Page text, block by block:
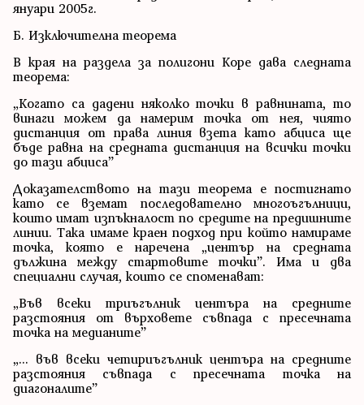
януари 2005г.
Б. Изключителна теорема
В края на раздела за полигони Коре дава следната
теорема:
„Когато са дадени няколко точки в равнината, то
винаги можем да намерим точка от нея, чиято
дистанция от права линия взета като абциса ще
бъде равна на средната дистанция на всички точки
до тази абциса”
Доказателството на тази теорема е постигнато
като се вземат последователно многоъгълници,
които имат изпъкналост по средите на предишните
линии. Така имаме краен подход при който намираме
точка, която е наречена „център на средната
дължина между стартовите точки”. Има и два
специални случая, които се споменават:
„Във всеки триъгълник центъра на средните
разстояния от върховете съвпада с пресечната
точка на медианите”
„... във всеки четириъгълник центъра на средните
разстояния съвпада с пресечната точка на
диагоналите”